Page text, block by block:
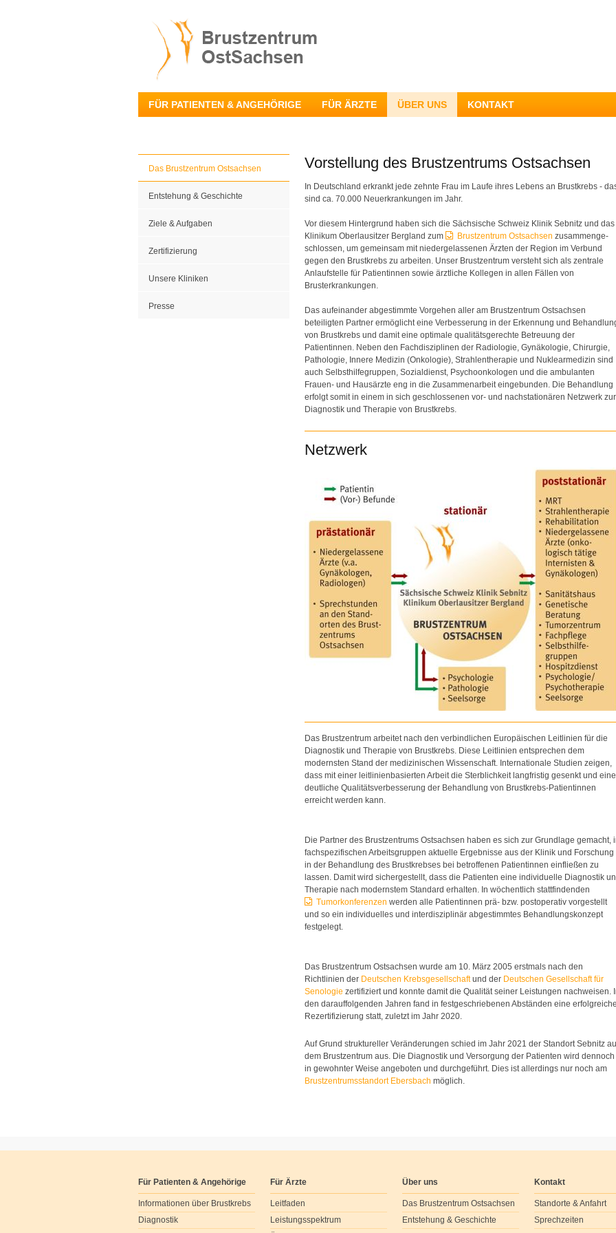
FÜR PATIENTEN & ANGEHÖRIGE FÜR ÄRZTE ÜBER UNS KONTAKT
Das Brustzentrum Ostsachsen
Entstehung & Geschichte
Ziele & Aufgaben
Zertifizierung
Unsere Kliniken
Presse
Vorstellung des Brustzentrums Ostsachsen
In Deutschland erkrankt jede zehnte Frau im Laufe ihres Lebens an Brustkrebs -
sind ca. 70.000 Neuerkrankungen im Jahr.
Vor diesem Hintergrund haben sich die Sächsische Schweiz Klinik Sebnitz und das
Klinikum Oberlausitzer Bergland zum
Brustzentrum Ostsachsen zusammenge-
schlossen, um gemeinsam mit niedergelassenen Ärzten der Region im Verbund
gegen den Brustkrebs zu arbeiten. Unser Brustzentrum versteht sich als zentrale
Anlaufstelle für Patientinnen sowie ärztliche Kollegen in allen Fällen von
Brusterkrankungen.
Das aufeinander abgestimmte Vorgehen aller am Brustzentrum Ostsachsen
beteiligten Partner ermöglicht eine Verbesserung in der Erkennung und
von Brustkrebs und damit eine optimale qualitätsgerechte Betreuung der
Patientinnen. Neben den Fachdisziplinen der Radiologie, Gynäkologie, Chirurgie,
Pathologie, Innere Medizin (Onkologie), Strahlentherapie und Nuklearmedizin sind
auch Selbsthilfegruppen, Sozialdienst, Psychoonkologen und die ambulanten
Frauen- und Hausärzte eng in die Zusammenarbeit eingebunden. Die Behandlung
erfolgt somit in einem in sich geschlossenen vor- und nachstationären Netzwerk zur
Diagnostik und Therapie von Brustkrebs.
Netzwerk
Das Brustzentrum arbeitet nach den verbindlichen Europäischen Leitlinien für die
Diagnostik und Therapie von Brustkrebs. Diese Leitlinien entsprechen dem
modernsten Stand der medizinischen Wissenschaft. Internationale Studien zeigen,
dass mit einer leitlinienbasierten Arbeit die Sterblichkeit langfristig gesenkt und eine
deutliche Qualitätsverbesserung der Behandlung von Brustkrebs-Patientinnen
erreicht werden kann.
Die Partner des Brustzentrums Ostsachsen haben es sich zur Grundlage gemacht,
fachspezifischen Arbeitsgruppen aktuelle Ergebnisse aus der Klinik und Forschung
in der Behandlung des Brustkrebses bei betroffenen Patientinnen einfließen zu
lassen. Damit wird sichergestellt, dass die Patienten eine individuelle Diagnostik
Therapie nach modernstem Standard erhalten. In wöchentlich stattfindenden
Tumorkonferenzen werden alle Patientinnen prä- bzw. postoperativ vorgestellt
und so ein individuelles und interdisziplinär abgestimmtes Behandlungskonzept
festgelegt.
Das Brustzentrum Ostsachsen wurde am 10. März 2005 erstmals nach den
Richtlinien der Deutschen Krebsgesellschaftund der Deutschen Gesellschaft für
Senologie zertifiziert und konnte damit die Qualität seiner Leistungen nachweisen.
den darauffolgenden Jahren fand in festgeschriebenen Abständen eine erfolgreiche
Rezertifizierung statt, zuletzt im Jahr 2020.
Auf Grund struktureller Veränderungen schied im Jahr 2021 der Standort Sebnitz
dem Brustzentrum aus. Die Diagnostik und Versorgung der Patienten wird dennoch
in gewohnter Weise angeboten und durchgeführt. Dies ist allerdings nur noch am
Brustzentrumsstandort Ebersbach möglich.
Für Patienten & Angehörige
Informationen über Brustkrebs
Diagnostik
Für Ärzte
Leitfaden
Leistungsspektrum
Über uns
Das Brustzentrum Ostsachsen
Entstehung & Geschichte
Kontakt
Standorte & Anfahrt
Sprechzeiten